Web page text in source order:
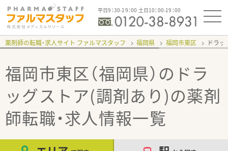
平日9：30-19：00 土日10：00-19：00
薬剤師の転職・求人サイト ファルマスタッフ 福岡県 福岡市東区 ドラ
福岡市東区（福岡県）のドラ
ッグストア(調剤あり)の薬剤
師転職・求人情報一覧